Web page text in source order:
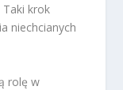
krok
niechcianych
rolę w